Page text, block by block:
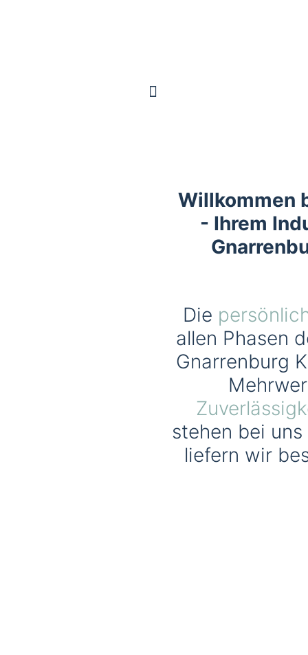
Willkommen
- Ihrem
Die
allen Phasen
Gnarrenburg
stehen bei
liefern wir